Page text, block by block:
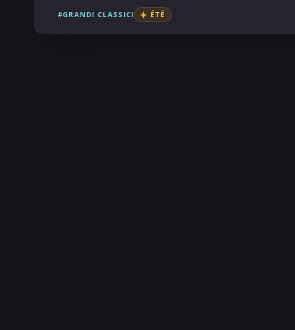
#GRANDI CLASSICI ☀️ ÉTÉ